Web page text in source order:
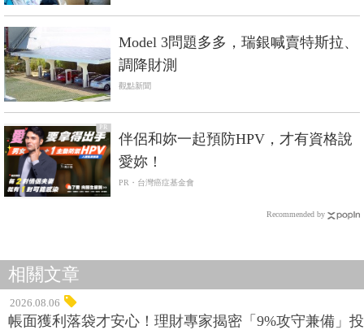
Model 3問題多多，瑞銀喊賣特斯拉、
調降財測
觀點新聞
PR
伴侶和妳一起預防HPV，才有資格說
愛妳！
PR・台灣癌症基金會
Recommended by
相關文章
2026.08.06
帳面獲利落袋才安心！理財專家揭密「9%攻守兼備」投